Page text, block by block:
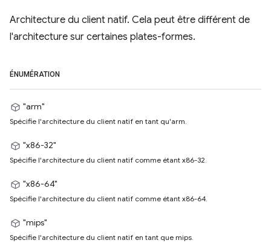
Architecture du client natif. Cela peut être différent de
l'architecture sur certaines plates-formes.
ÉNUMÉRATION
"arm"
Spécifie l'architecture du client natif en tant qu'arm.
"x86-32"
Spécifie l'architecture du client natif comme étant x86-32.
"x86-64"
Spécifie l'architecture du client natif comme étant x86-64.
"mips"
Spécifie l'architecture du client natif en tant que mips.